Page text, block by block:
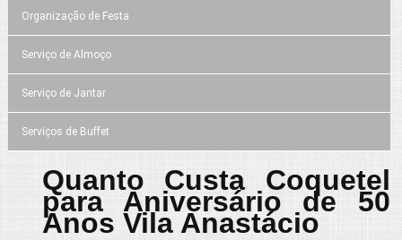
Organização de Festa
Serviço de Almoço
Serviço de Jantar
Serviços de Buffet
Quanto Custa Coquetel
para Aniversário de 50
Anos Vila Anastácio